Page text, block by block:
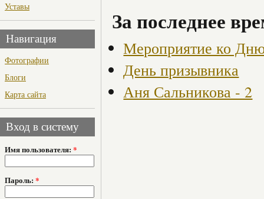
Уставы
Навигация
Фотографии
Блоги
Карта сайта
Вход в систему
Имя пользователя: *
Пароль: *
За последнее
Мероприятие ко Дню
День призывника
Аня Сальникова - 2